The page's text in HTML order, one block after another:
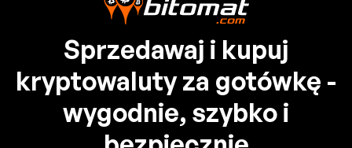
Sprzedawaj i kupuj
kryptowaluty za gotówkę -
wygodnie, szybko i